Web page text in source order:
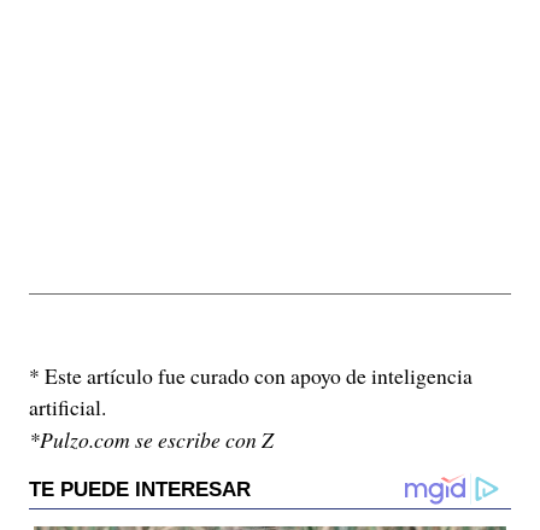
* Este artículo fue curado con apoyo de inteligencia
artificial.
*Pulzo.com se escribe con Z